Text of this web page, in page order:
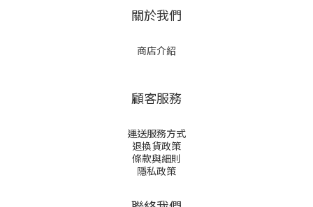
關於我們
商店介紹
顧客服務
運送服務方式
退換貨政策
條款與細則
隱私政策